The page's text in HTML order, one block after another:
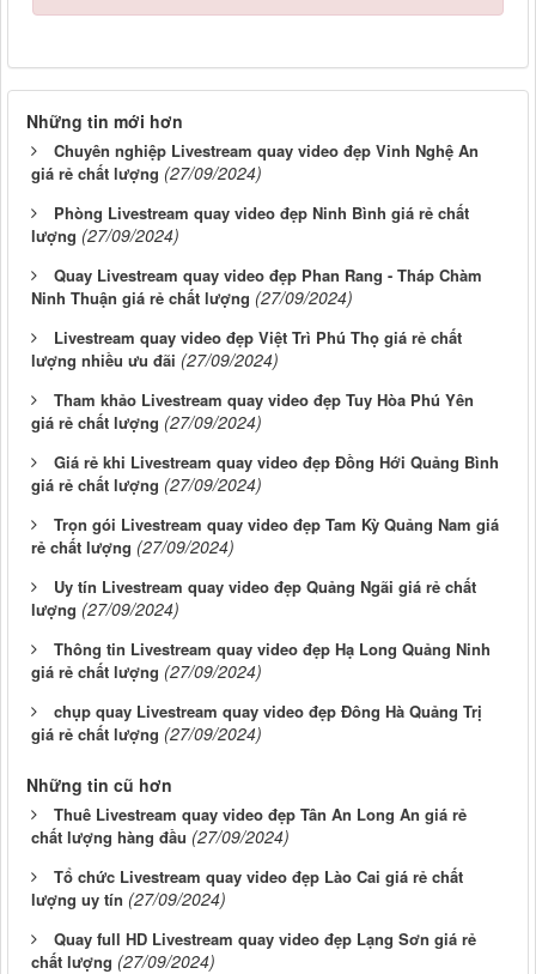
Những tin mới hơn
Chuyên nghiệp Livestream quay video đẹp Vinh Nghệ An
giá rẻ chất lượng (27/09/2024)
Phòng Livestream quay video đẹp Ninh Bình giá rẻ chất
lượng (27/09/2024)
Quay Livestream quay video đẹp Phan Rang - Tháp Chàm
Ninh Thuận giá rẻ chất lượng (27/09/2024)
Livestream quay video đẹp Việt Trì Phú Thọ giá rẻ chất
lượng nhiều ưu đãi (27/09/2024)
Tham khảo Livestream quay video đẹp Tuy Hòa Phú Yên
giá rẻ chất lượng (27/09/2024)
Giá rẻ khi Livestream quay video đẹp Đồng Hới Quảng Bình
giá rẻ chất lượng (27/09/2024)
Trọn gói Livestream quay video đẹp Tam Kỳ Quảng Nam giá
rẻ chất lượng (27/09/2024)
Uy tín Livestream quay video đẹp Quảng Ngãi giá rẻ chất
lượng (27/09/2024)
Thông tin Livestream quay video đẹp Hạ Long Quảng Ninh
giá rẻ chất lượng (27/09/2024)
chụp quay Livestream quay video đẹp Đông Hà Quảng Trị
giá rẻ chất lượng (27/09/2024)
Những tin cũ hơn
Thuê Livestream quay video đẹp Tân An Long An giá rẻ
chất lượng hàng đầu (27/09/2024)
Tổ chức Livestream quay video đẹp Lào Cai giá rẻ chất
lượng uy tín (27/09/2024)
Quay full HD Livestream quay video đẹp Lạng Sơn giá rẻ
chất lượng (27/09/2024)